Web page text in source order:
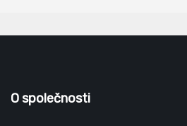
O společnosti